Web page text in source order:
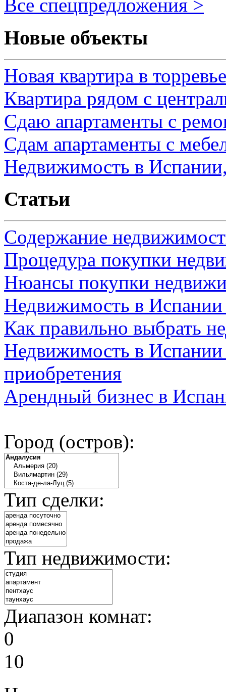
Все спецпредложения >
Новые объекты
Новая квартира в
Квартира рядом с
Сдаю апартаменты с
Сдам апартаменты с
Недвижимость в
Статьи
Содержание
Процедура покупки
Нюансы покупки
Недвижимость в
Как правильно выбрать
Недвижимость в Испании
приобретения
Арендный бизнес в
Город (остров):
Тип сделки:
Тип недвижимости:
Диапазон комнат:
0
10